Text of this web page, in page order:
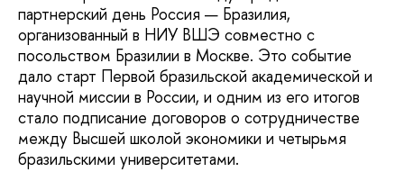
партнерский день Россия — Бразилия,
организованный в НИУ ВШЭ совместно с
посольством Бразилии в Москве. Это событие
дало старт Первой бразильской академической и
научной миссии в России, и одним из его итогов
стало подписание договоров о сотрудничестве
между Высшей школой экономики и четырьмя
бразильскими университетами.